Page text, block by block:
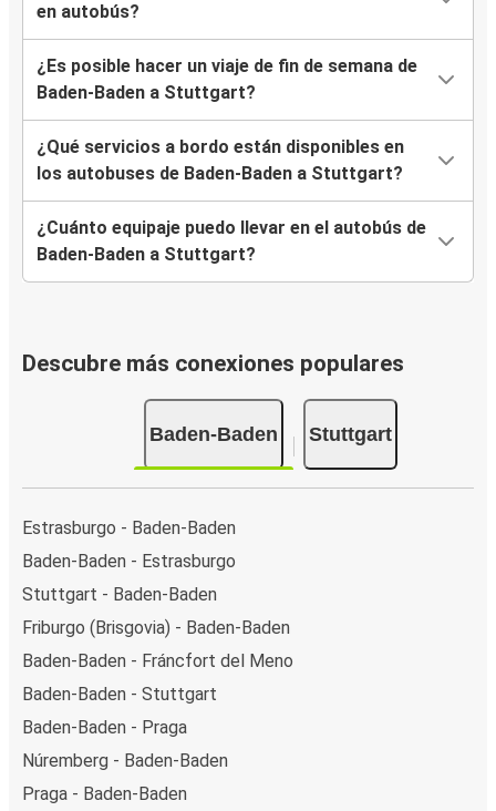
en autobús?
¿Es posible hacer un viaje de fin de semana de
Baden-Baden a Stuttgart?
¿Qué servicios a bordo están disponibles en
los autobuses de Baden-Baden a Stuttgart?
¿Cuánto equipaje puedo llevar en el autobús de
Baden-Baden a Stuttgart?
Descubre más conexiones populares
Baden-Baden Stuttgart
Estrasburgo - Baden-Baden
Baden-Baden - Estrasburgo
Stuttgart - Baden-Baden
Friburgo (Brisgovia) - Baden-Baden
Baden-Baden - Fráncfort del Meno
Baden-Baden - Stuttgart
Baden-Baden - Praga
Núremberg - Baden-Baden
Praga - Baden-Baden